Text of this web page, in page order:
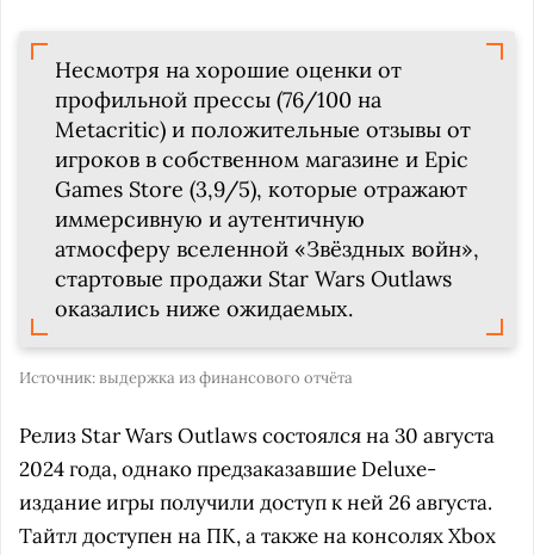
Несмотря на хорошие оценки от
профильной прессы (76/100 на
Metacritic) и положительные отзывы от
игроков в собственном магазине и Epic
Games Store (3,9/5), которые отражают
иммерсивную и аутентичную
атмосферу вселенной «Звёздных войн»,
стартовые продажи Star Wars Outlaws
оказались ниже ожидаемых.
Источник:выдержка из финансового отчёта
Релиз Star Wars Outlaws состоялся на 30 августа
2024 года, однако предзаказавшие Deluxe-
издание игры получили доступ к ней 26 августа.
Тайтл доступен на ПК, а также на консолях Xbox